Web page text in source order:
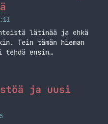
joita lupasin
lätinää ja ehkä
Tein tämän hieman
tehdä ensin
ensi kerraksi saada
ja uusi